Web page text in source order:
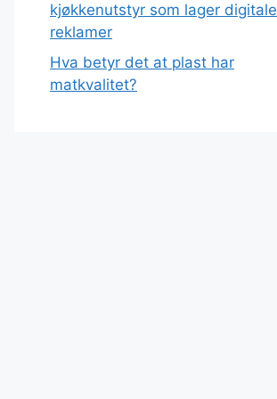
kjøkkenutstyr som lager digitale
reklamer
Hva betyr det at plast har
matkvalitet?